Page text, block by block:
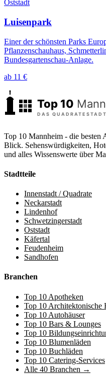
Oststadt
Luisenpark
Einer der schönsten Parks
Pflanzenschauhaus,
Bundesgartenschau-Anlage.
ab 11 €
Top 10 Mannheim - die besten
Blick. Sehenswürdigkeiten,
und alles Wissenswerte über
Stadtteile
Innenstadt / Quadrate
Neckarstadt
Lindenhof
Schwetzingerstadt
Oststadt
Käfertal
Feudenheim
Sandhofen
Branchen
Top 10 Apotheken
Top 10 Architektonische
Top 10 Autohäuser
Top 10 Bars & Lounges
Top 10
Top 10 Blumenläden
Top 10 Buchläden
Top 10 Catering-Services
Alle 40 Branchen →